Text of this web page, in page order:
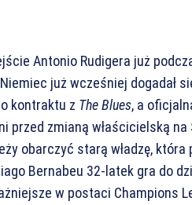
Antonio Rudigera już
już wcześniej dogadał
kontraktu z The Blues, a
przed zmianą właścicielską
obarczyć starą władzę, która
Bernabeu 32-latek gra do
w postaci Champions